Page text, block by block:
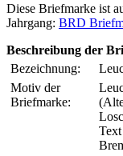
Diese Briefmarke ist
Jahrgang: BRD
Beschreibung der
Bezeichnung:
Motiv der
Briefmarke: